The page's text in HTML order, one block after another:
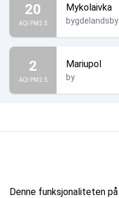
20
AQI PM2.5
Mykolaivka
bygdelandsby
2
AQI PM2.5
Mariupol
by
Denne funksjonaliteten